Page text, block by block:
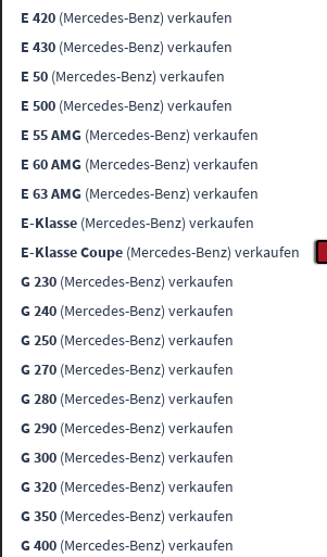
E 420 (Mercedes-Benz) verkaufen
E 430 (Mercedes-Benz) verkaufen
E 50 (Mercedes-Benz) verkaufen
E 500 (Mercedes-Benz) verkaufen
E 55 AMG (Mercedes-Benz) verkaufen
E 60 AMG (Mercedes-Benz) verkaufen
E 63 AMG (Mercedes-Benz) verkaufen
E-Klasse (Mercedes-Benz) verkaufen
E-Klasse Coupe (Mercedes-Benz) verkaufen
G 230 (Mercedes-Benz) verkaufen
G 240 (Mercedes-Benz) verkaufen
G 250 (Mercedes-Benz) verkaufen
G 270 (Mercedes-Benz) verkaufen
G 280 (Mercedes-Benz) verkaufen
G 290 (Mercedes-Benz) verkaufen
G 300 (Mercedes-Benz) verkaufen
G 320 (Mercedes-Benz) verkaufen
G 350 (Mercedes-Benz) verkaufen
G 400 (Mercedes-Benz) verkaufen